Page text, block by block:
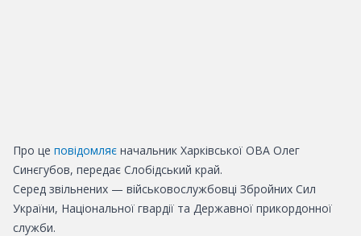
Про це повідомляє начальник Харківської ОВА Олег
Синєгубов, передає Слобідський край.
Серед звільнених — військовослужбовці Збройних Сил
України, Національної гвардії та Державної прикордонної
служби.